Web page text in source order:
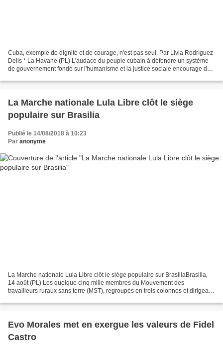
Cuba, exemple de dignité et de courage, n'est pas seul. Par Livia Rodríguez
Delis * La Havane (PL) L'audace du peuple cubain à défendre un système
de gouvernement fondé sur l'humanisme et la justice sociale encourage de
La Marche nationale Lula Libre clôt le siège
populaire sur Brasilia
Publié le 14/08/2018 à 10:23
Par anonyme
La Marche nationale Lula Libre clôt le siège populaire sur BrasiliaBrasilia,
14 août (PL) Les quelque cinq mille membres du Mouvement des
travailleurs ruraux sans terre (MST), regroupés en trois colonnes et dirigeant
Evo Morales met en exergue les valeurs de Fidel
Castro